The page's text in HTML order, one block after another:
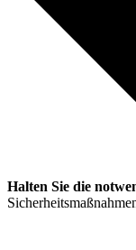
Halten Sie die